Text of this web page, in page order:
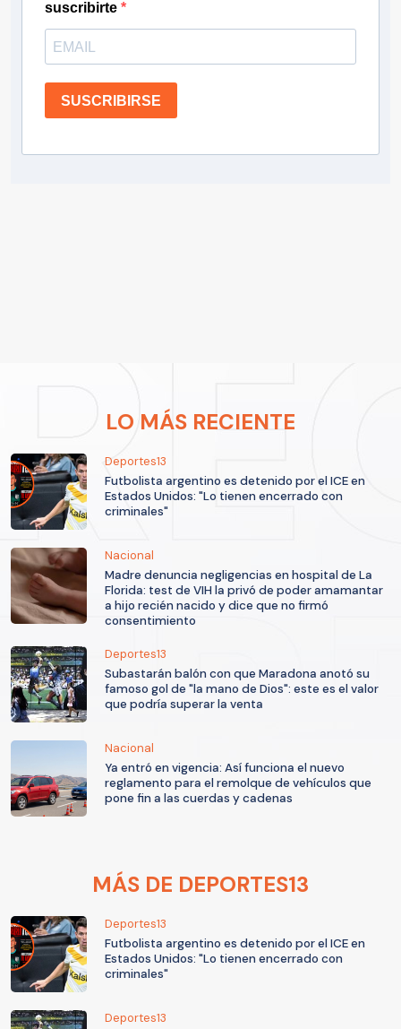
suscribirte
SUSCRIBIRSE
LO MÁS RECIENTE
Deportes13
Futbolista argentino es detenido por el ICE en
Estados Unidos: "Lo tienen encerrado con
criminales"
Nacional
Madre denuncia negligencias en hospital de La
Florida: test de VIH la privó de poder amamantar
a hijo recién nacido y dice que no firmó
consentimiento
Deportes13
Subastarán balón con que Maradona anotó su
famoso gol de "la mano de Dios": este es el valor
que podría superar la venta
Nacional
Ya entró en vigencia: Así funciona el nuevo
reglamento para el remolque de vehículos que
pone fin a las cuerdas y cadenas
MÁS DE DEPORTES13
Deportes13
Futbolista argentino es detenido por el ICE en
Estados Unidos: "Lo tienen encerrado con
criminales"
Deportes13